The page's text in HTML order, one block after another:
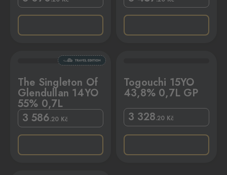
The Singleton Of
Glendullan 14YO
55% 0,7L
3 586.20 Kč
Togouchi 15YO
43,8% 0,7L GP
3 328.20 Kč
Togouchi 15YO 43,8% 0,7L GP